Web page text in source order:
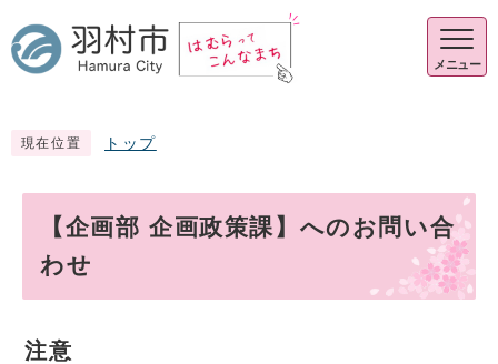
メニュー
現在位置 トップ
【企画部 企画政策課】へのお問い合
わせ
注意